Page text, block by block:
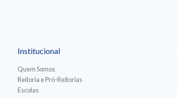
Institucional
Quem Somos
Reitoria e Pró-Reitorias
Escolas